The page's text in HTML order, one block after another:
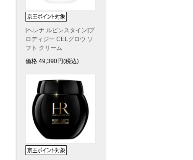
[ヘレナ ルビンスタイン]プ
ロディジー CELグロウ ソ
フト クリーム
価格 49,390円(税込)